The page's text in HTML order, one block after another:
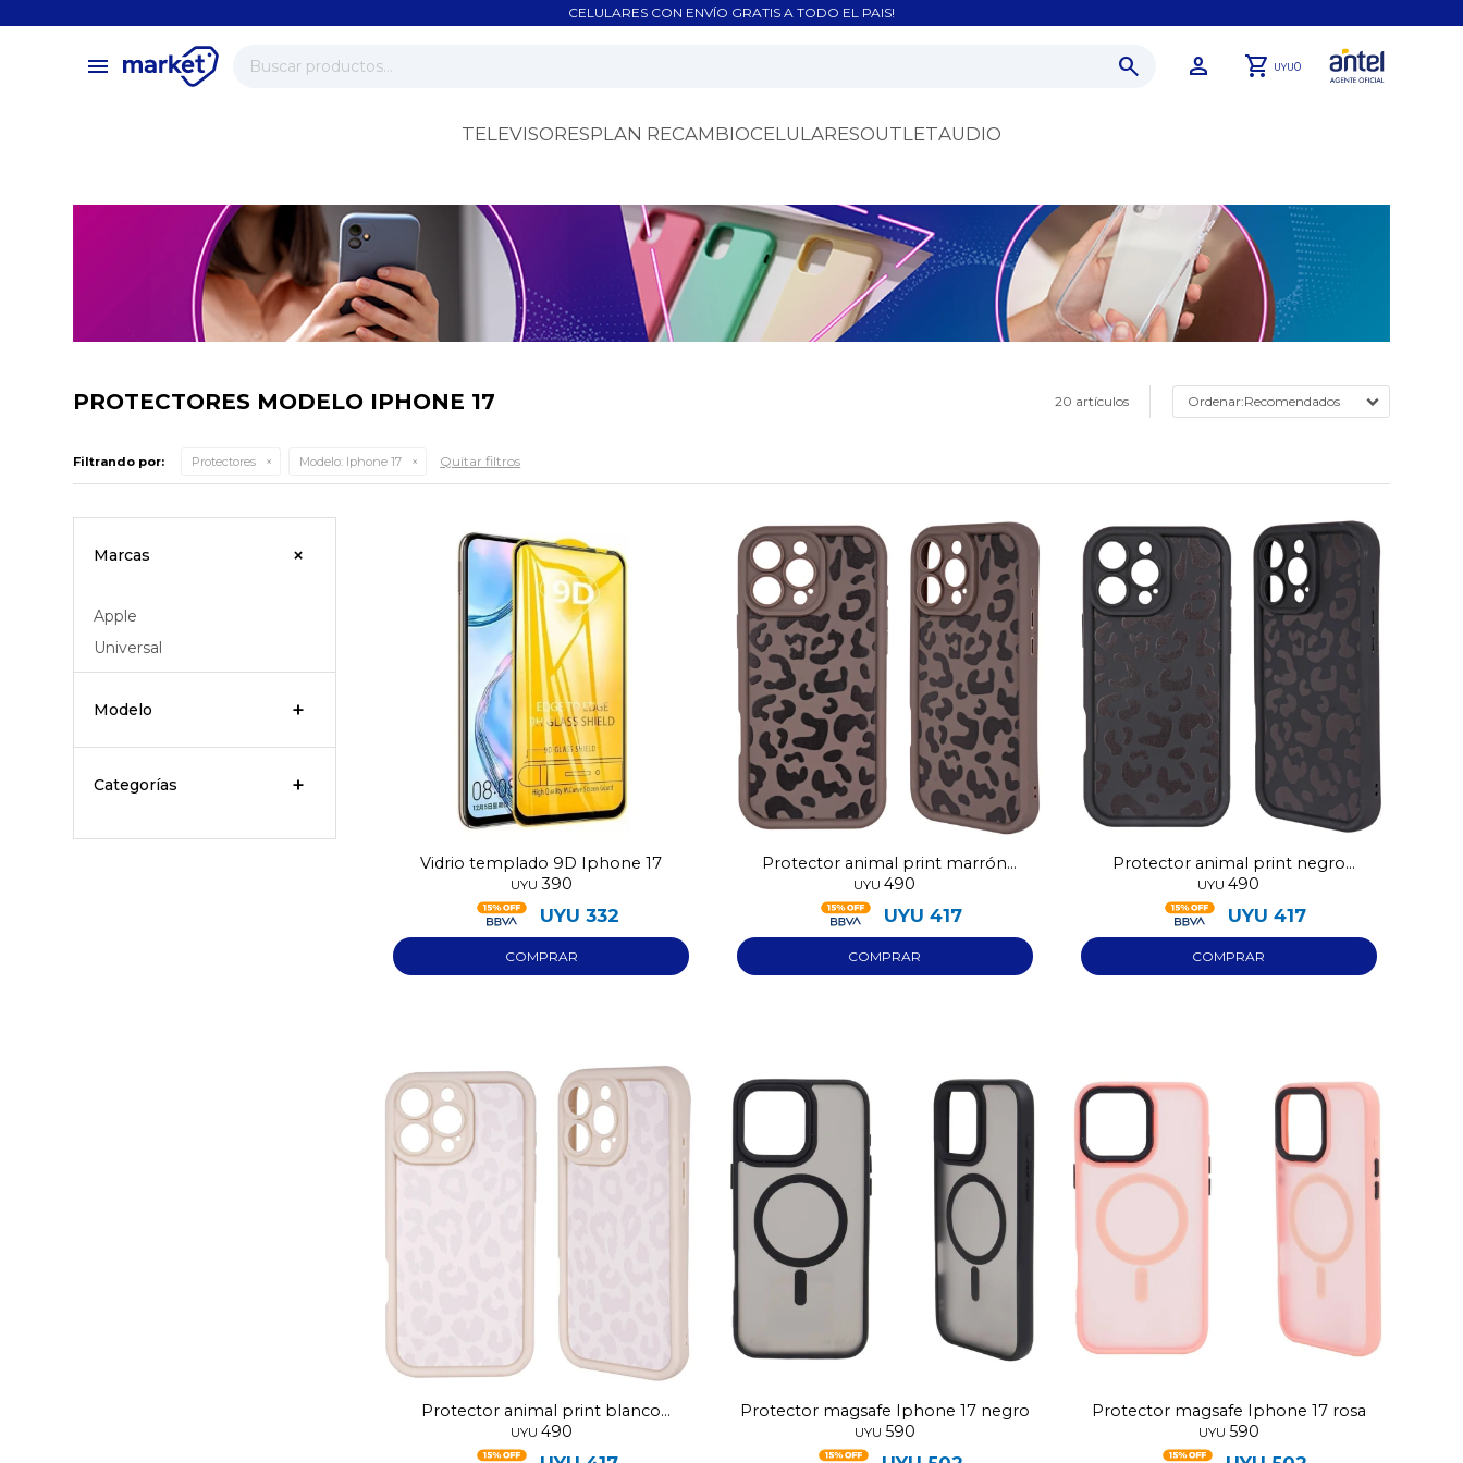
CELULARES CON ENVÍO GRATIS A TODO EL PAIS!
menu UYU0
TELEVISORESPLAN RECAMBIOCELULARESOUTLETAUDIO
PROTECTORES MODELO IPHONE 17 20 artículos Recomendados
Filtrando por: Protectores Modelo: Iphone 17 Quitar filtros
Vidrio templado 9D Iphone 17
UYU 390
UYU 332
Protector animal print marrón
Iphone 17
UYU 490
UYU 417
Protector animal print negro
Iphone 17
UYU 490
UYU 417
Protector animal print blanco
Iphone 17
UYU 490
Protector magsafe Iphone 17 negro
UYU 590
Protector magsafe Iphone 17 rosa
UYU 590
Marcas
Apple
Universal
Modelo
Categorías
close
store